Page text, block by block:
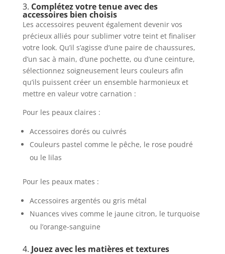
3. Complétez votre tenue avec des
accessoires bien choisis
Les accessoires peuvent également devenir vos
précieux alliés pour sublimer votre teint et finaliser
votre look. Qu’il s’agisse d’une paire de chaussures,
d’un sac à main, d’une pochette, ou d’une ceinture,
sélectionnez soigneusement leurs couleurs afin
qu’ils puissent créer un ensemble harmonieux et
mettre en valeur votre carnation :
Pour les peaux claires :
Accessoires dorés ou cuivrés
Couleurs pastel comme le pêche, le rose poudré
ou le lilas
Pour les peaux mates :
Accessoires argentés ou gris métal
Nuances vives comme le jaune citron, le turquoise
ou l’orange-sanguine
4. Jouez avec les matières et textures